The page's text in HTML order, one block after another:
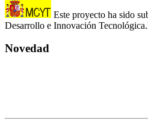
Este proyecto ha sido
Desarrollo e Innovación
Novedad